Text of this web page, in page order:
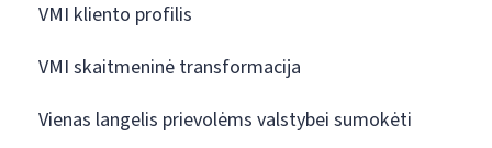
VMI kliento profilis
VMI skaitmeninė transformacija
Vienas langelis prievolėms valstybei sumokėti